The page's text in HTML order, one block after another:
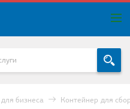
для бизнеса Контейнер для